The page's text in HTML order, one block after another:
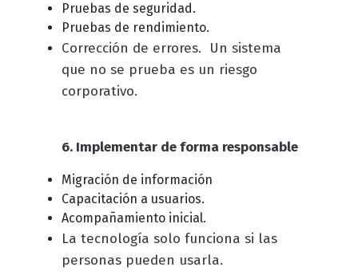
Pruebas de seguridad.
Pruebas de rendimiento.
Corrección de errores. Un sistema
que no se prueba es un riesgo
corporativo.
6. Implementar de forma responsable
Migración de información
Capacitación a usuarios.
Acompañamiento inicial.
La tecnología solo funciona si las
personas pueden usarla.